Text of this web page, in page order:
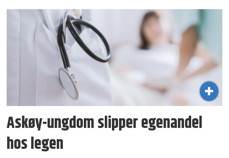
Askøy-ungdom slipper egenandel
hos legen